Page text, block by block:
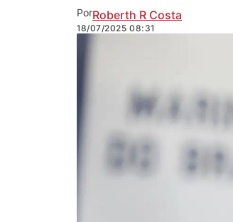
PorRoberth R Costa
18/07/2025 08:31